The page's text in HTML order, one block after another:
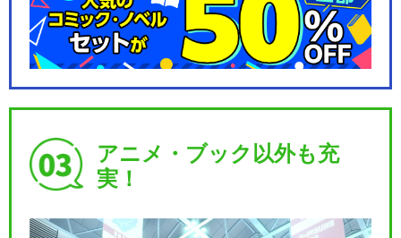
ミュージカル『薄桜鬼』原田
左之助 篇
ミュージカル『薄桜鬼 志譚』
アニメ・ブック以外も充
実！